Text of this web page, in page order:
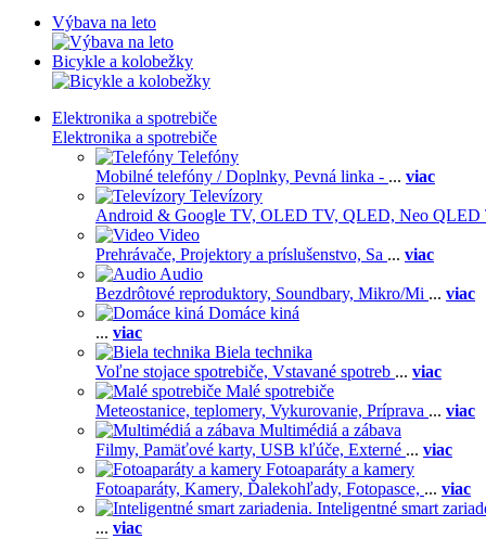
Výbava na leto
Bicykle a kolobežky
Elektronika a spotrebiče
Elektronika a spotrebiče
Telefóny
Mobilné telefóny / Doplnky, Pevná linka - ... viac
Televízory
Android & Google TV, OLED TV, QLED, Neo QLED
Video
Prehrávače, Projektory a príslušenstvo, Sa ... viac
Audio
Bezdrôtové reproduktory, Soundbary, Mikro/Mi ... viac
Domáce kiná
... viac
Biela technika
Voľne stojace spotrebiče, Vstavané spotreb ... viac
Malé spotrebiče
Meteostanice, teplomery, Vykurovanie, Príprava ... viac
Multimédiá a zábava
Filmy, Pamäťové karty, USB kľúče, Externé ... viac
Fotoaparáty a kamery
Fotoaparáty, Kamery, Ďalekohľady, Fotopasce, ... viac
Inteligentné smart
... viac